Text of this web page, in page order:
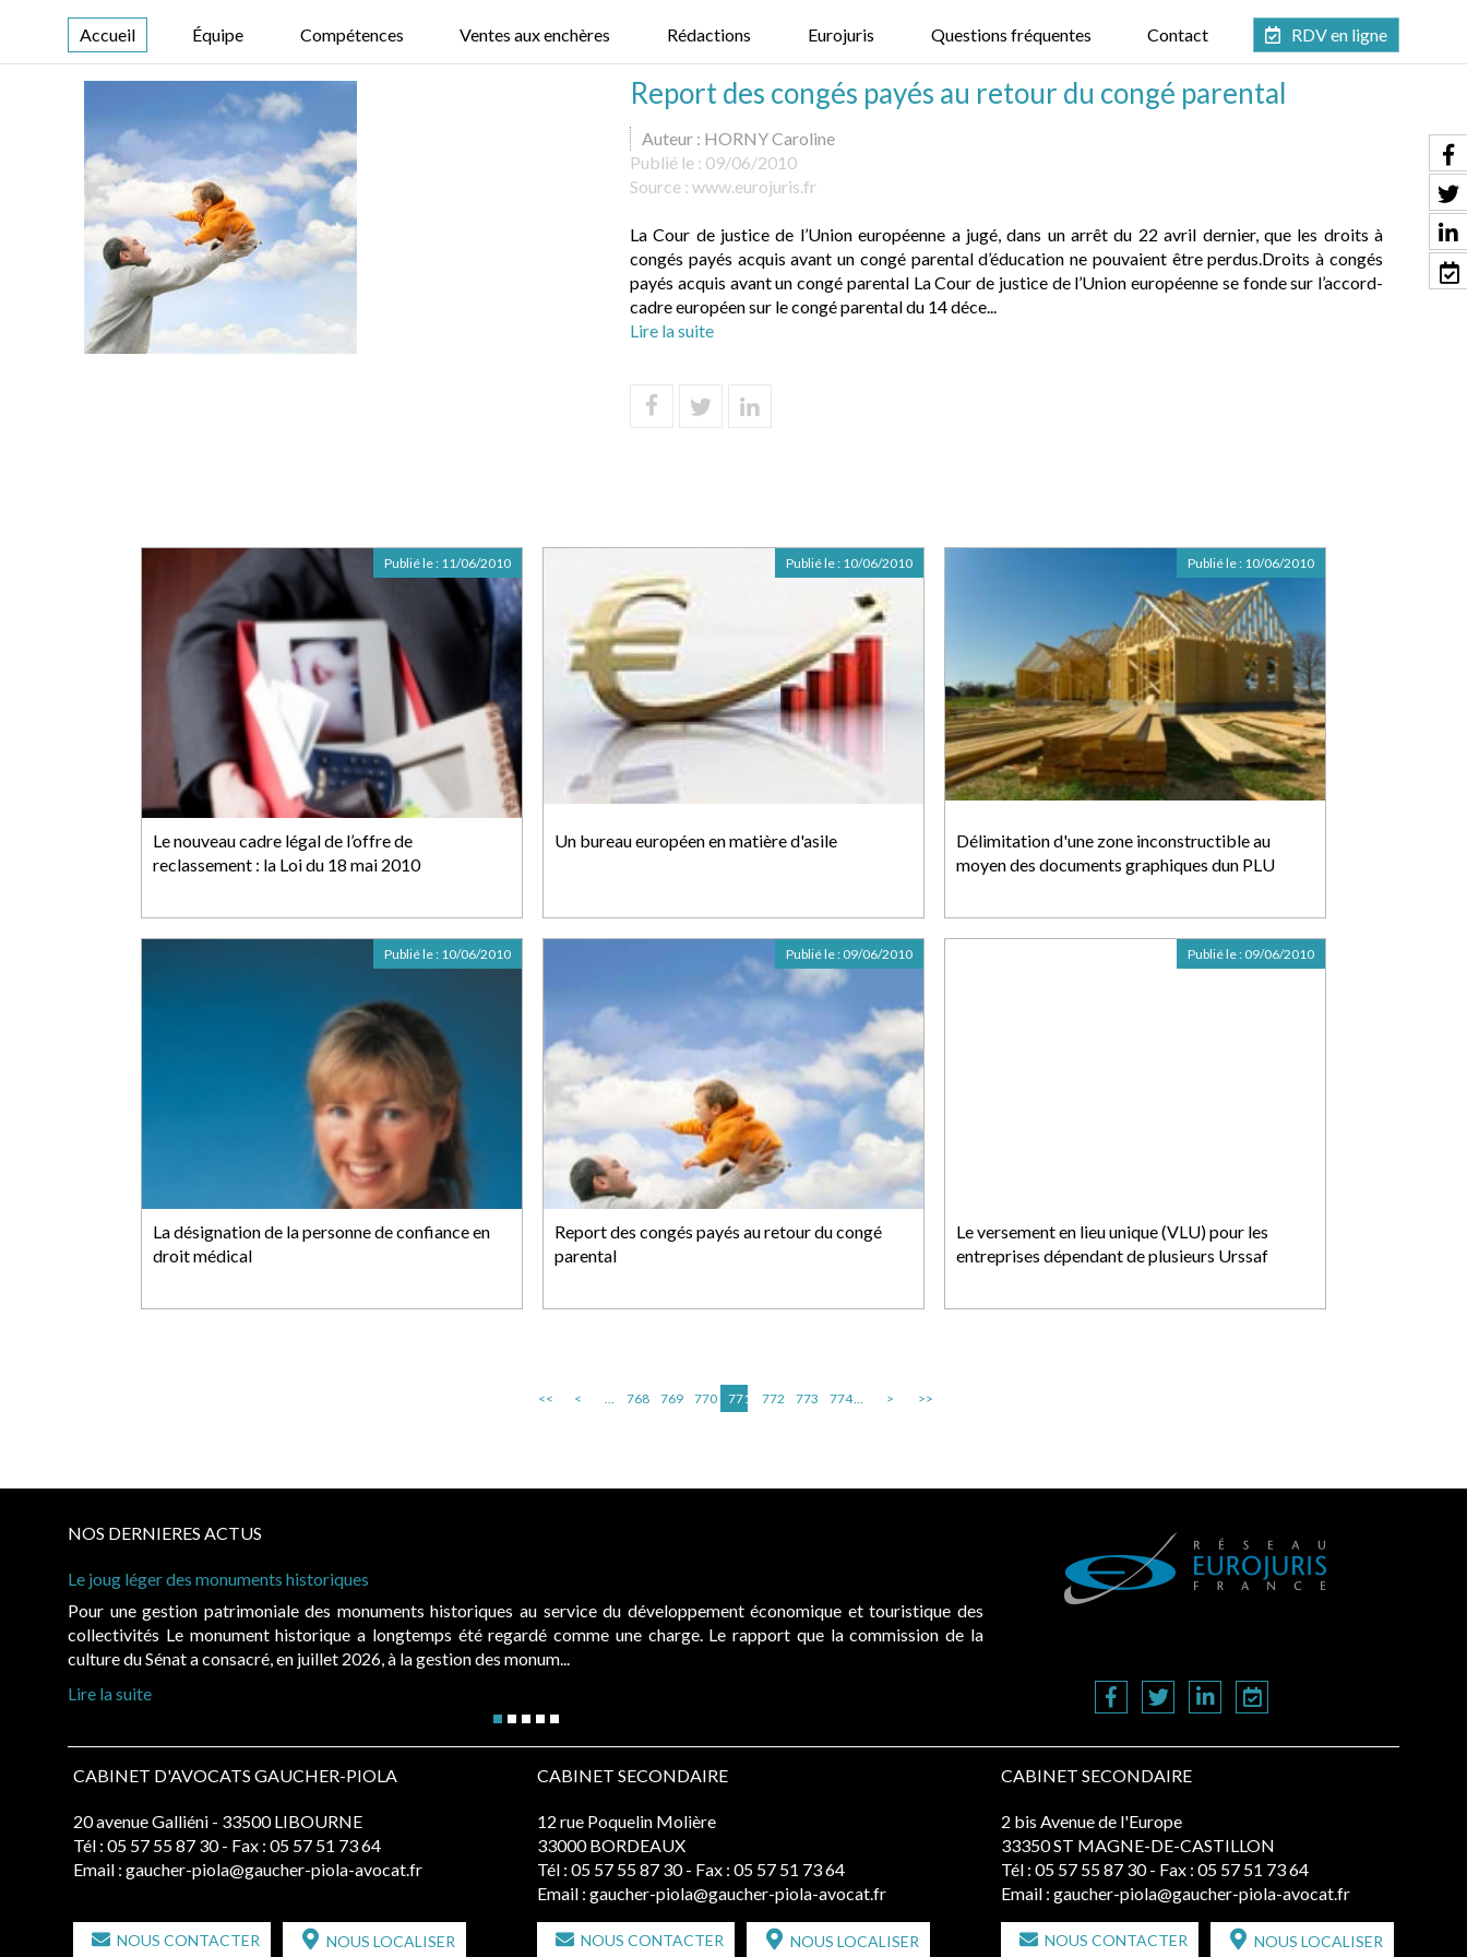
Accueil Équipe Compétences Ventes aux enchères Rédactions Eurojuris Questions fréquentes Contact RDV en ligne
Report des congés payés au retour du congé parental
Auteur : HORNY Caroline
Publié le : 09/06/2010
Source : www.eurojuris.fr
La Cour de justice de l’Union européenne a jugé, dans un arrêt du 22 avril dernier, que les droits à
congés payés acquis avant un congé parental d’éducation ne pouvaient être perdus.Droits à congés
payés acquis avant un congé parental La Cour de justice de l’Union européenne se fonde sur l’accord-
cadre européen sur le congé parental du 14 déce...
Lire la suite
Le nouveau cadre légal de l’offre de
reclassement : la Loi du 18 mai 2010
Publié le : 11/06/2010
Un bureau européen en matière d'asile
Publié le : 10/06/2010
Délimitation d'une zone inconstructible au
moyen des documents graphiques dun PLU
Publié le : 10/06/2010
La désignation de la personne de confiance en
droit médical
Publié le : 10/06/2010
Report des congés payés au retour du congé
parental
Publié le : 09/06/2010
Le versement en lieu unique (VLU) pour les
entreprises dépendant de plusieurs Urssaf
Publié le : 09/06/2010
<< < ... 768 769 770 771 772 773 774... > >>
NOS DERNIERES ACTUS
Le joug léger des monuments historiques
Pour une gestion patrimoniale des monuments historiques au service du développement économique et touristique des
collectivités Le monument historique a longtemps été regardé comme une charge. Le rapport que la commission de la
culture du Sénat a consacré, en juillet 2026, à la gestion des monum...
Lire la suite
CABINET D'AVOCATS GAUCHER-PIOLA
20 avenue Galliéni - 33500 LIBOURNE
Tél : 05 57 55 87 30 - Fax : 05 57 51 73 64
Email : gaucher-piola@gaucher-piola-avocat.fr
NOUS CONTACTER NOUS LOCALISER
CABINET SECONDAIRE
12 rue Poquelin Molière
33000 BORDEAUX
Tél : 05 57 55 87 30 - Fax : 05 57 51 73 64
Email : gaucher-piola@gaucher-piola-avocat.fr
NOUS CONTACTER NOUS LOCALISER
CABINET SECONDAIRE
2 bis Avenue de l'Europe
33350 ST MAGNE-DE-CASTILLON
Tél : 05 57 55 87 30 - Fax : 05 57 51 73 64
Email : gaucher-piola@gaucher-piola-avocat.fr
NOUS CONTACTER NOUS LOCALISER